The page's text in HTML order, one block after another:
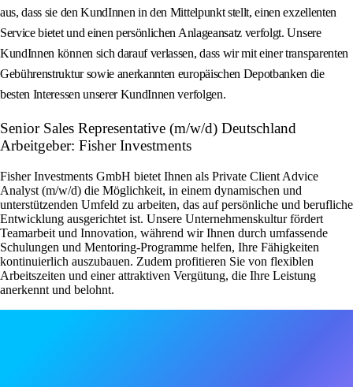
aus, dass sie den KundInnen in den Mittelpunkt stellt, einen exzellenten
Service bietet und einen persönlichen Anlageansatz verfolgt. Unsere
KundInnen können sich darauf verlassen, dass wir mit einer transparenten
Gebührenstruktur sowie anerkannten europäischen Depotbanken die
besten Interessen unserer KundInnen verfolgen.
Senior Sales Representative (m/w/d) Deutschland
Arbeitgeber: Fisher Investments
Fisher Investments GmbH bietet Ihnen als Private Client Advice
Analyst (m/w/d) die Möglichkeit, in einem dynamischen und
unterstützenden Umfeld zu arbeiten, das auf persönliche und berufliche
Entwicklung ausgerichtet ist. Unsere Unternehmenskultur fördert
Teamarbeit und Innovation, während wir Ihnen durch umfassende
Schulungen und Mentoring-Programme helfen, Ihre Fähigkeiten
kontinuierlich auszubauen. Zudem profitieren Sie von flexiblen
Arbeitszeiten und einer attraktiven Vergütung, die Ihre Leistung
anerkennt und belohnt.